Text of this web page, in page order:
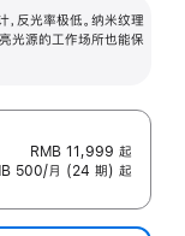
反光率极低。纳米纹理
光源的工作场所也能保
RMB 11,999 起
500/月 (24 期) 起